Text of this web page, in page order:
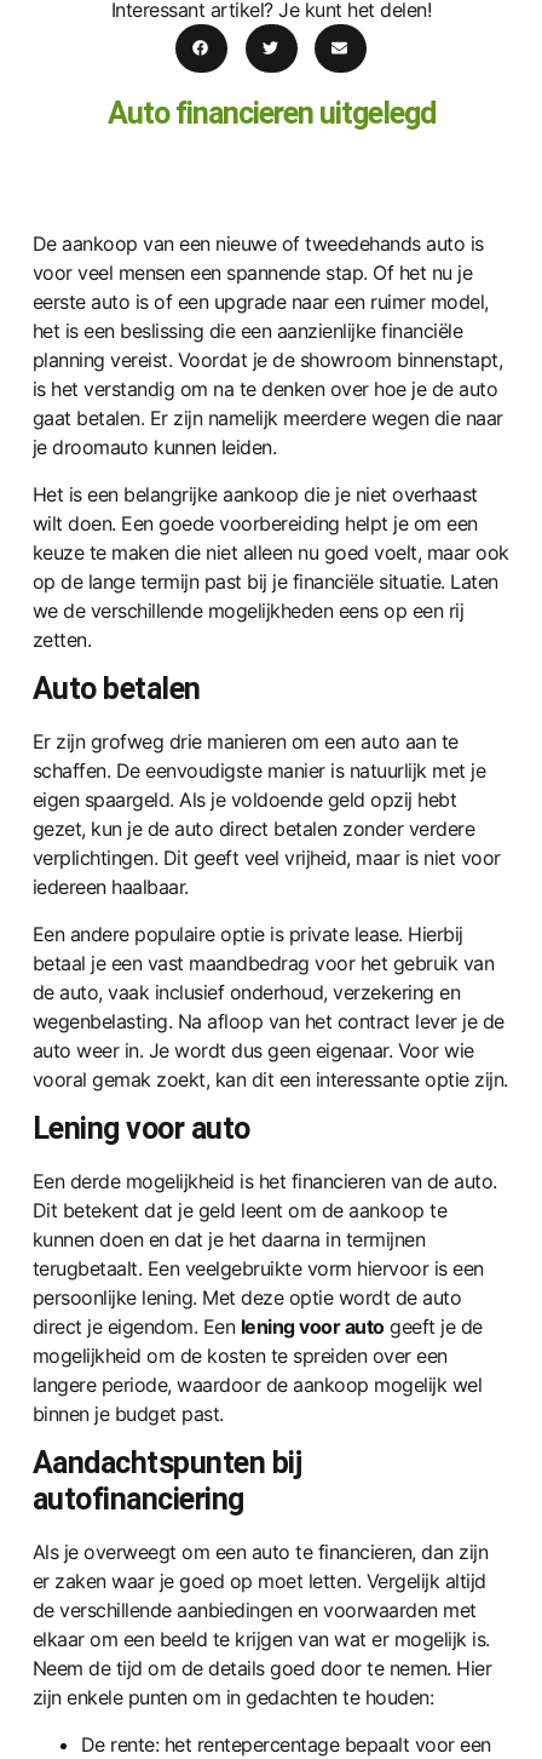
Interessant artikel? Je kunt het delen!
Auto financieren uitgelegd
De aankoop van een nieuwe of tweedehands auto is
voor veel mensen een spannende stap. Of het nu je
eerste auto is of een upgrade naar een ruimer model,
het is een beslissing die een aanzienlijke financiële
planning vereist. Voordat je de showroom binnenstapt,
is het verstandig om na te denken over hoe je de auto
gaat betalen. Er zijn namelijk meerdere wegen die naar
je droomauto kunnen leiden.
Het is een belangrijke aankoop die je niet overhaast
wilt doen. Een goede voorbereiding helpt je om een
keuze te maken die niet alleen nu goed voelt, maar ook
op de lange termijn past bij je financiële situatie. Laten
we de verschillende mogelijkheden eens op een rij
zetten.
Auto betalen
Er zijn grofweg drie manieren om een auto aan te
schaffen. De eenvoudigste manier is natuurlijk met je
eigen spaargeld. Als je voldoende geld opzij hebt
gezet, kun je de auto direct betalen zonder verdere
verplichtingen. Dit geeft veel vrijheid, maar is niet voor
iedereen haalbaar.
Een andere populaire optie is private lease. Hierbij
betaal je een vast maandbedrag voor het gebruik van
de auto, vaak inclusief onderhoud, verzekering en
wegenbelasting. Na afloop van het contract lever je de
auto weer in. Je wordt dus geen eigenaar. Voor wie
vooral gemak zoekt, kan dit een interessante optie zijn.
Lening voor auto
Een derde mogelijkheid is het financieren van de auto.
Dit betekent dat je geld leent om de aankoop te
kunnen doen en dat je het daarna in termijnen
terugbetaalt. Een veelgebruikte vorm hiervoor is een
persoonlijke lening. Met deze optie wordt de auto
direct je eigendom. Een lening voor autogeeft je de
mogelijkheid om de kosten te spreiden over een
langere periode, waardoor de aankoop mogelijk wel
binnen je budget past.
Aandachtspunten bij
autofinanciering
Als je overweegt om een auto te financieren, dan zijn
er zaken waar je goed op moet letten. Vergelijk altijd
de verschillende aanbiedingen en voorwaarden met
elkaar om een beeld te krijgen van wat er mogelijk is.
Neem de tijd om de details goed door te nemen. Hier
zijn enkele punten om in gedachten te houden:
De rente: het rentepercentage bepaalt voor een